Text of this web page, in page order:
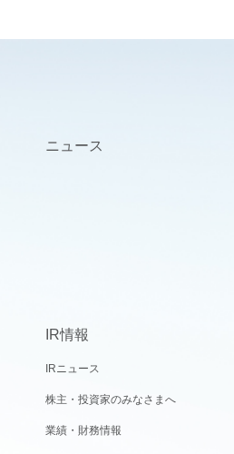
ニュース
IR情報
IRニュース
株主・投資家のみなさまへ
業績・財務情報